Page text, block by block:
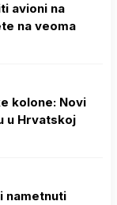
avioni na
na veoma
kolone: Novi
u Hrvatskoj
nametnuti